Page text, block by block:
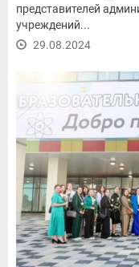
представителей
учреждений...
29.08.2024